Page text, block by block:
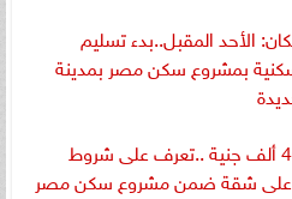
الأحد المقبل..بدء تسليم
بمشروع سكن مصر بمدينة
بمقدم 40 ألف جنية ..تعرف على شروط
على شقة ضمن مشروع سكن مصر